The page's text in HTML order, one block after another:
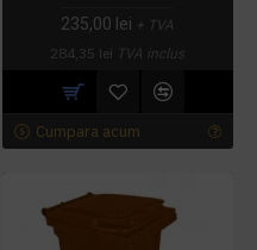
235,00 lei + TVA
284,35 lei TVA inclus
Cumpara acum